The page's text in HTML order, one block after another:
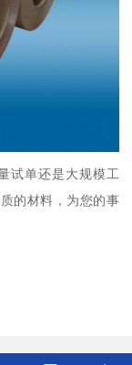
试单还是大规模工
的材料，为您的事